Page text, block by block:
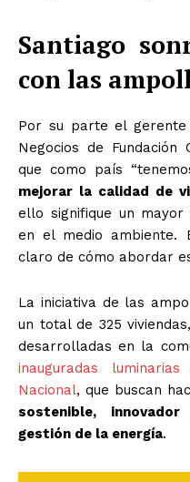
Santiago
con las
Por su parte el gerente
Negocios de Fundación
que como país
mejorar la calidad de
ello signifique un
en el medio ambiente.
claro de cómo abordar
La iniciativa de las
un total de 325
desarrolladas en la
inauguradas
Nacional, que buscan
sostenible,
gestión de la energía.